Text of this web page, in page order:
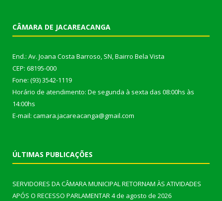
CÂMARA DE JACAREACANGA
End.: Av. Joana Costa Barroso, SN, Bairro Bela Vista
CEP: 68195-000
Fone: (93) 3542-1119
Horário de atendimento: De segunda à sexta das 08:00hs às
14:00hs
E-mail: camara.jacareacanga@gmail.com
ÚLTIMAS PUBLICAÇÕES
SERVIDORES DA CÂMARA MUNICIPAL RETORNAM ÀS ATIVIDADES
APÓS O RECESSO PARLAMENTAR4 de agosto de 2026